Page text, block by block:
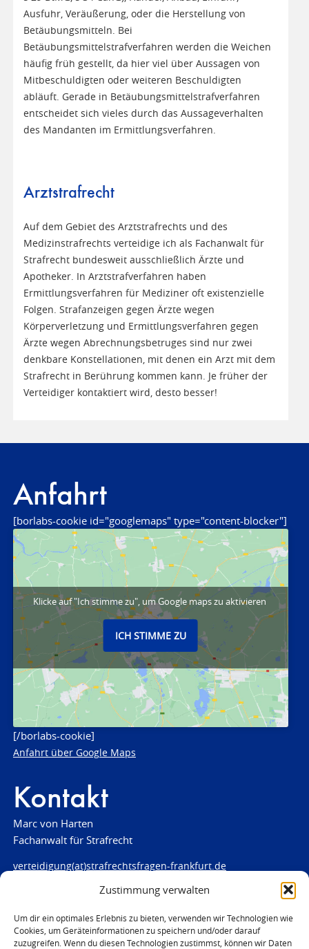
Zustimmung verwalten
Um dir ein optimales Erlebnis zu bieten, verwenden wir Technologien wie
Cookies, um Geräteinformationen zu speichern und/oder darauf
zuzugreifen. Wenn du diesen Technologien zustimmst, können wir Daten
Ausfuhr, Veräußerung, oder die Herstellung von
Betäubungsmitteln. Bei
Betäubungsmittelstrafverfahren werden die Weichen
häufig früh gestellt, da hier viel über Aussagen von
Mitbeschuldigten oder weiteren Beschuldigten
abläuft. Gerade in Betäubungsmittelstrafverfahren
entscheidet sich vieles durch das Aussageverhalten
des Mandanten im Ermittlungsverfahren.
Arztstrafrecht
Auf dem Gebiet des Arztstrafrechts und des
Medizinstrafrechts verteidige ich als Fachanwalt für
Strafrecht bundesweit ausschließlich Ärzte und
Apotheker. In Arztstrafverfahren haben
Ermittlungsverfahren für Mediziner oft existenzielle
Folgen. Strafanzeigen gegen Ärzte wegen
Körperverletzung und Ermittlungsverfahren gegen
Ärzte wegen Abrechnungsbetruges sind nur zwei
denkbare Konstellationen, mit denen ein Arzt mit dem
Strafrecht in Berührung kommen kann. Je früher der
Verteidiger kontaktiert wird, desto besser!
Anfahrt
[borlabs-cookie id="googlemaps" type="content-blocker"]
Klicke auf "Ich stimme zu", um Google maps zu aktivieren
ICH STIMME ZU
[/borlabs-cookie]
Anfahrt über Google Maps
Kontakt
Marc von Harten
Fachanwalt für Strafrecht
verteidigung(at)strafrechtsfragen-frankfurt.de
www.strafrechtsfragen-frankfurt.de
Louisenstraße 84
61348 Bad Homburg